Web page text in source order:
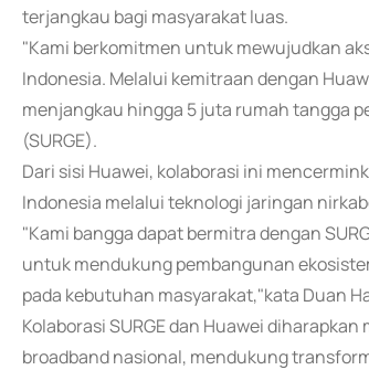
terjangkau bagi masyarakat luas.
"Kami berkomitmen untuk mewujudkan
Indonesia. Melalui kemitraan dengan
menjangkau hingga 5 juta rumah tangga
(SURGE).
Dari sisi Huawei, kolaborasi ini
Indonesia melalui teknologi jaringan
"Kami bangga dapat bermitra dengan
untuk mendukung pembangunan
pada kebutuhan masyarakat,"kata Duan
Kolaborasi SURGE dan Huawei
broadband nasional, mendukung